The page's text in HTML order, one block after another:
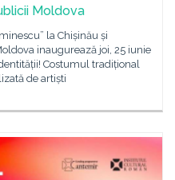
Moldova
la Chișinău și
inaugurează joi, 25 iunie
Costumul tradițional
de artiști